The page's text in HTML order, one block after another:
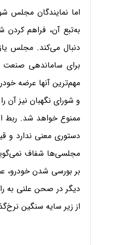
اما نمایندگان مجلس
به‌تبع آن، فراهم
دنبال می‌کند. مجلس
برای ساماندهی صنعت
مهم‌ترین آنها عرضه
و شورای نگهبان نیز آن
ممنوع خواهد شد. ربط
دستوری معنی ندارد و
مجلسی‌ها شفاف
بر بورسی شدن خودرو،
دیگر در صحن علنی به
از زیر سایه سنگین